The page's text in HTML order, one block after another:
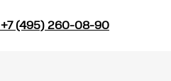
+7 (495) 260-08-90